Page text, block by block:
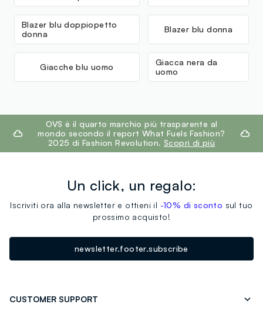
Blazer blu doppiopetto
donna
Blazer blu donna
Giacche blu uomo
Giacca nera da
uomo
footer.ariatitleOVS è il quarto marchio più trasparente al
mondo secondo il report What Fuels Fashion?
2025 di Fashion Revolution. Scopri di più
Un click, un regalo:
Iscriviti ora alla newsletter e ottieni il -10% di sconto sul tuo
prossimo acquisto!
newsletter.footer.subscribe
CUSTOMER SUPPORT